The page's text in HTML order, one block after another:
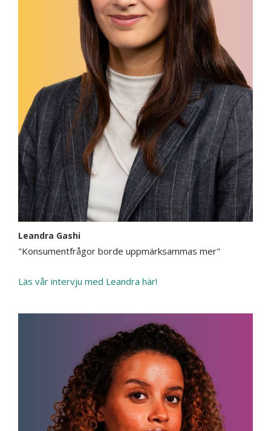
Leandra Gashi
"Konsumentfrågor borde uppmärksammas mer"
Läs vår intervju med Leandra här!